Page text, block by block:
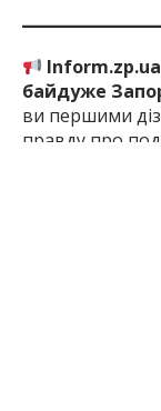
байдуже
ви першими
правду про